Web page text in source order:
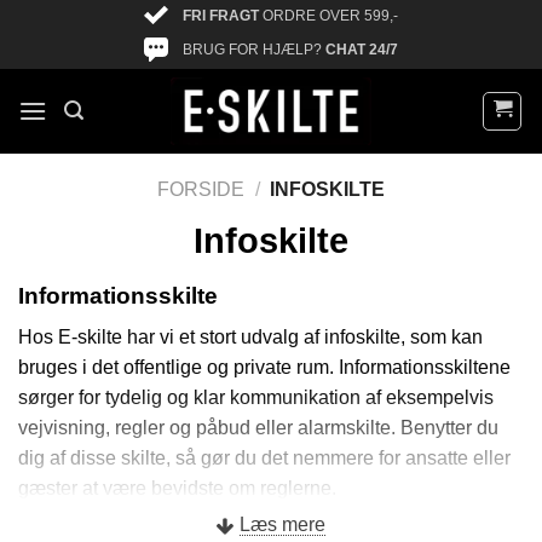
FRI FRAGTORDRE OVER 599,-
BRUG FOR HJÆLP? CHAT 24/7
Infoskilte
FORSIDE / INFOSKILTE
Informationsskilte
Hos E-skilte har vi et stort udvalg af infoskilte, som kan
bruges i det offentlige og private rum. Informationsskiltene
sørger for tydelig og klar kommunikation af eksempelvis
vejvisning, regler og påbud eller alarmskilte. Benytter du
dig af disse skilte, så gør du det nemmere for ansatte eller
gæster at være bevidste om reglerne.
Læs mere